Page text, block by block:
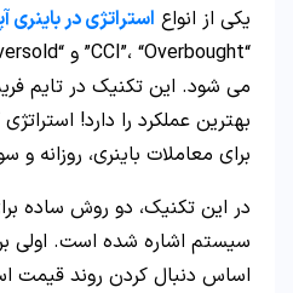
یکی از انواع استراتژی در باینری
“CCI”، “Overbought” و “Oversold” در
برای معاملات باینری، روزانه و
در این تکنیک، دو روش ساده
سیستم اشاره شده است. اولی بر
اساس دنبال کردن روند قیمت